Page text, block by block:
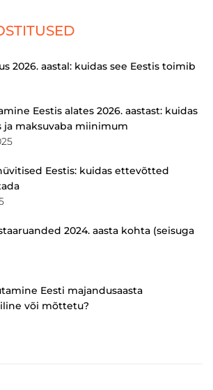
2026. aastal: kuidas see Eestis toimib
Eestis alates 2026. aastast: kuidas
maksuvaba miinimum
Eestis: kuidas ettevõtted
2024. aasta kohta (seisuga
Eesti majandusaasta
või mõttetu?